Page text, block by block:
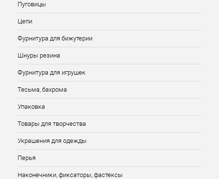
Пуговицы
Цепи
Фурнитура для бижутерии
Шнуры резина
Фурнитура для игрушек
Тесьма, бахрома
Упаковка
Товары для творчества
Украшения для одежды
Перья
Наконечники, фиксаторы, фастексы